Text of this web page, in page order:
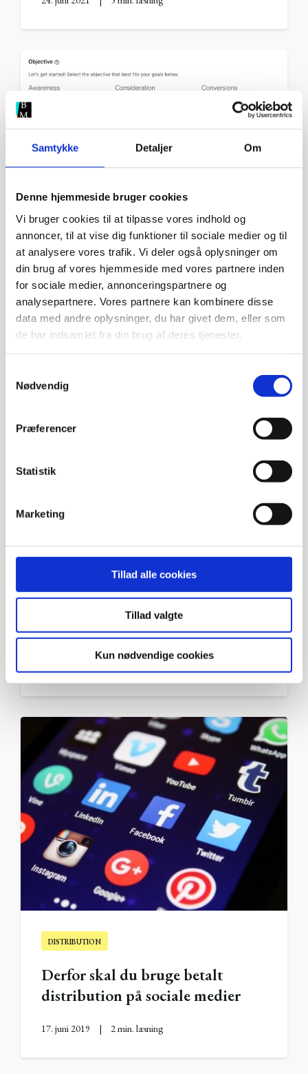
Samtykke Detaljer Om
Denne hjemmeside bruger cookies
Vi bruger cookies til at tilpasse vores indhold og
annoncer, til at vise dig funktioner til sociale medier og til
at analysere vores trafik. Vi deler også oplysninger om
din brug af vores hjemmeside med vores partnere inden
for sociale medier, annonceringspartnere og
analysepartnere. Vores partnere kan kombinere disse
data med andre oplysninger, du har givet dem, eller som
de har indsamlet fra din brug af deres tjenester.
Nødvendig
Præferencer
Statistik
Marketing
Tillad alle cookies
Tillad valgte
Kun nødvendige cookies
DISTRIBUTION
Sådan annoncerer du på
LinkedIn
24. juni 2019 4 min. læsning
DISTRIBUTION
Glem boost – sådan annoncerer
du effektivt med Facebook Ads
Manager
DISTRIBUTION
Derfor skal du bruge betalt
distribution på sociale medier
17. juni 2019 | 2 min. læsning